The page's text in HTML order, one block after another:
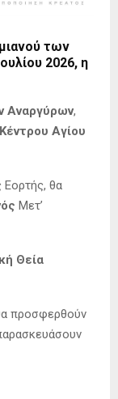
των
2026, η
Αναργύρων,
Αγίου
Εορτής, θα
Μετ’
Θεία
προσφερθούν